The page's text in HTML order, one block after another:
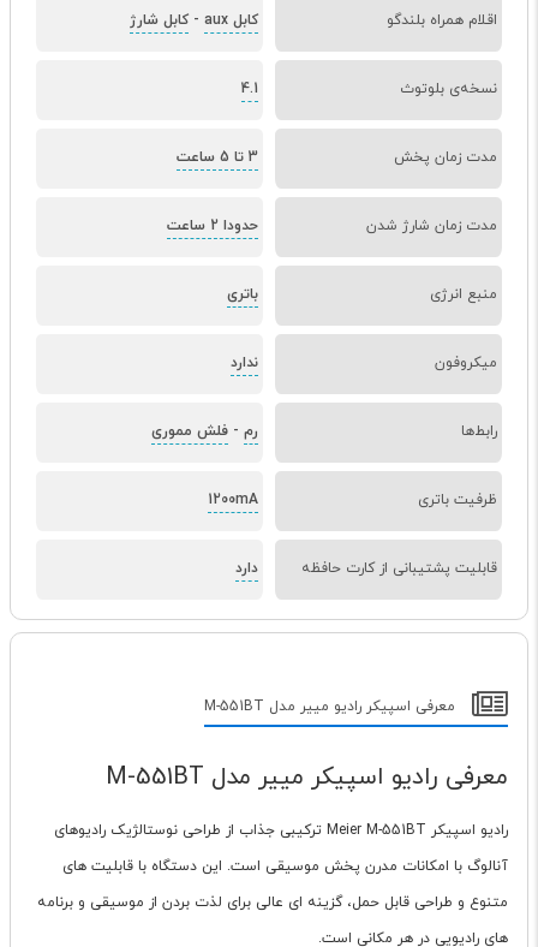
اقلام همراه بلندگو کابل aux - کابل شارژ
نسخه‌ی بلوتوث 4.1
مدت زمان پخش 3 تا 5 ساعت
مدت زمان شارژ شدن حدودا 2 ساعت
منبع انرژی باتری
میکروفون ندارد
رابط‌ها رم - فلش مموری
ظرفیت باتری 1200mA
قابلیت پشتیبانی از کارت حافظه دارد
معرفی اسپیکر رادیو مییر مدل M-551BT
معرفی رادیو اسپیکر مییر مدل M-551BT
رادیو اسپیکر Meier M-551BT ترکیبی جذاب از طراحی نوستالژیک رادیوهای
آنالوگ با امکانات مدرن پخش موسیقی است. این دستگاه با قابلیت های
متنوع و طراحی قابل حمل، گزینه ای عالی برای لذت بردن از موسیقی و برنامه
های رادیویی در هر مکانی است.